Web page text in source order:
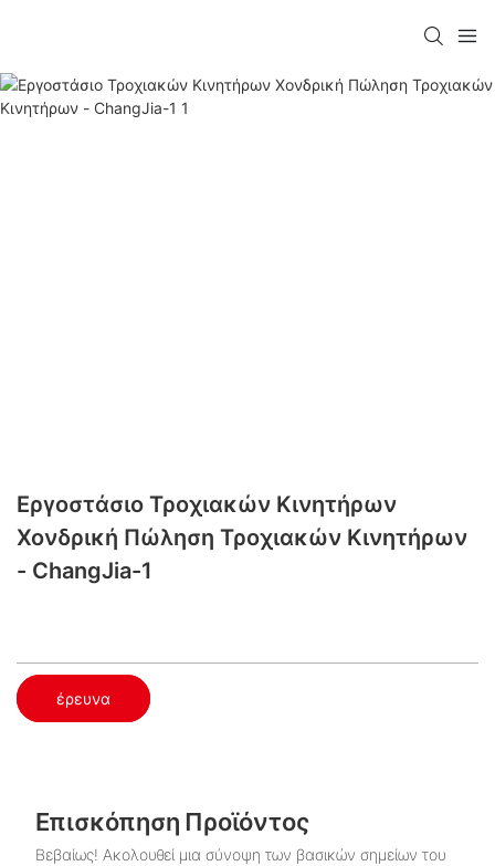
Εργοστάσιο Τροχιακών Κινητήρων​
Χονδρική Πώληση Τροχιακών Κινητήρων
- ChangJia-1
έρευνα
Επισκόπηση Προϊόντος
Βεβαίως! Ακολουθεί μια σύνοψη των βασικών σημείων του